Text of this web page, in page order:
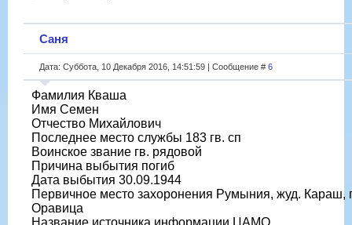
Саня
Дата: Суббота, 10 Декабря 2016, 14:51:59 | Сообщение # 6
Фамилия Кваша
Имя Семен
Отчество Михайлович
Последнее место службы 183 гв. сп
Воинское звание гв. рядовой
Причина выбытия погиб
Дата выбытия 30.09.1944
Первичное место захоронения Румыния, жуд. Караш,
Оравица
Название источника информации ЦАМО